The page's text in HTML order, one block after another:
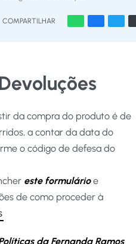
COMPARTILHAR
da compra do produto é de
a contar da data do
o código de defesa do
este formulárioe
de como proceder à
da Fernanda Ramos